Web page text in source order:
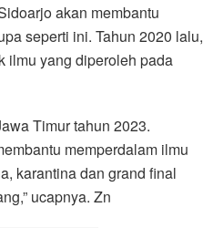
akan membantu
seperti ini. Tahun 2020 lalu,
ilmu yang diperoleh pada
Timur tahun 2023.
memperdalam ilmu
karantina dan grand final
ucapnya. Zn